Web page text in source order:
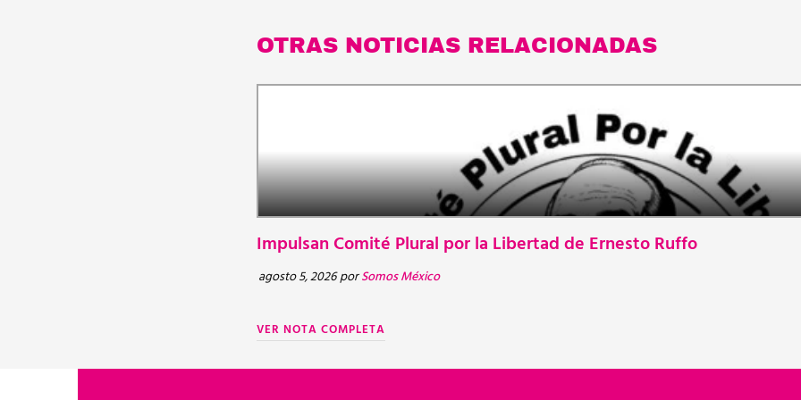
OTRAS NOTICIAS RELACIONADAS
Impulsan Comité Plural por la Libertad de Ernesto Ruffo
agosto 5, 2026porSomos México
VER NOTA COMPLETA